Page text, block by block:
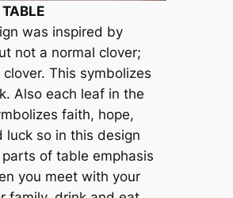
was inspired by
not a normal clover;
clover. This symbolizes
Also each leaf in the
faith, hope,
luck so in this design
of table emphasis
you meet with your